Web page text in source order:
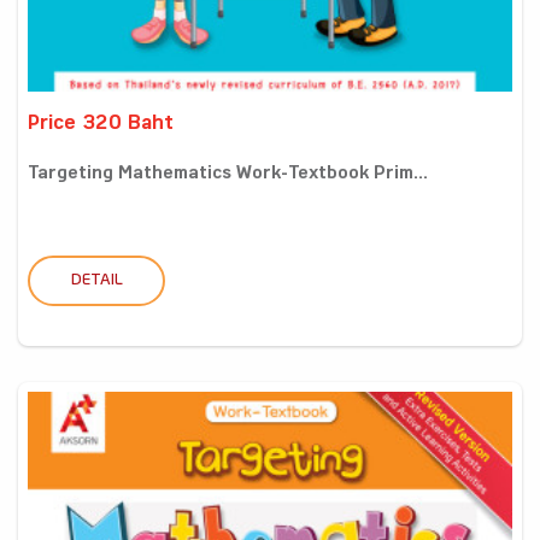
Price 320 Baht
Targeting Mathematics Work-Textbook Prim...
DETAIL